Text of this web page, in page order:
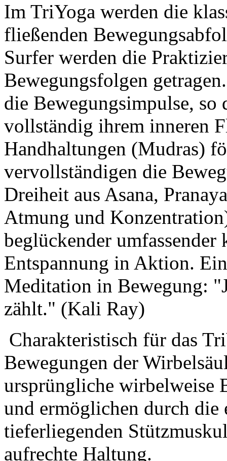
Im TriYoga werden die
fließenden
Surfer werden die
Bewegungsfolgen
die Bewegungsimpulse, so
vollständig ihrem inneren
Handhaltungen (Mudras)
vervollständigen die
Dreiheit aus Asana,
Atmung und
beglückender
Entspannung in Aktion.
Meditation in Bewegung:
zählt." (Kali Ray)
Charakteristisch für das
Bewegungen der
ursprüngliche wirbelweise
und ermöglichen durch die
tieferliegenden
aufrechte Haltung.